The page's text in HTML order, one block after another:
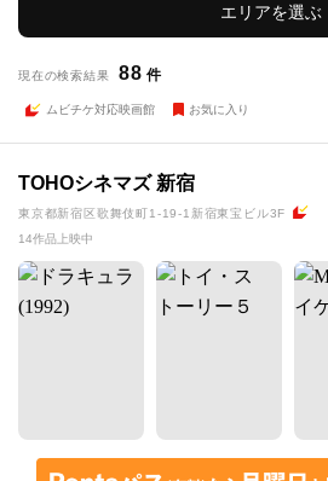
エリアを選ぶ
現在の検索結果 88 件
ムビチケ対応映画館 お気に入り
TOHOシネマズ 新宿
東京都新宿区歌舞伎町1-19-1新宿東宝ビル3F
14作品上映中